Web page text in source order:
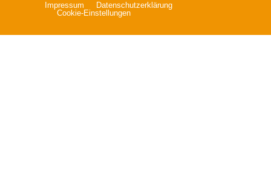
Impressum
Datenschutz­erklärung
Cookie-Einstellungen